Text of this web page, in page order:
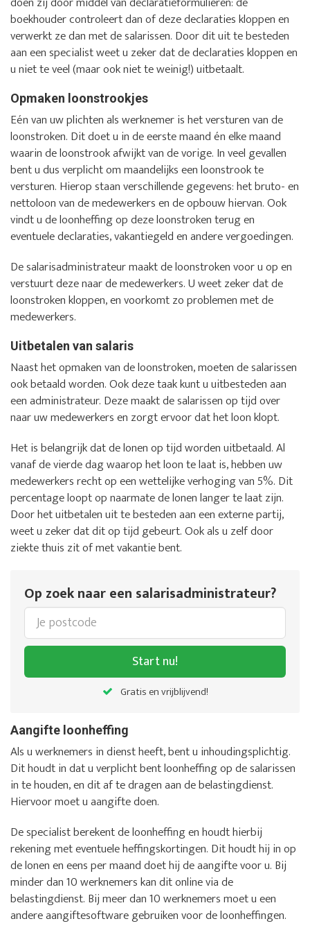
boekhouder controleert dan of deze declaraties kloppen en
verwerkt ze dan met de salarissen. Door dit uit te besteden
aan een specialist weet u zeker dat de declaraties kloppen en
u niet te veel (maar ook niet te weinig!) uitbetaalt.
Opmaken loonstrookjes
Eén van uw plichten als werknemer is het versturen van de
loonstroken. Dit doet u in de eerste maand én elke maand
waarin de loonstrook afwijkt van de vorige. In veel gevallen
bent u dus verplicht om maandelijks een loonstrook te
versturen. Hierop staan verschillende gegevens: het bruto- en
nettoloon van de medewerkers en de opbouw hiervan. Ook
vindt u de loonheffing op deze loonstroken terug en
eventuele declaraties, vakantiegeld en andere vergoedingen.
De salarisadministrateur maakt de loonstroken voor u op en
verstuurt deze naar de medewerkers. U weet zeker dat de
loonstroken kloppen, en voorkomt zo problemen met de
medewerkers.
Uitbetalen van salaris
Naast het opmaken van de loonstroken, moeten de salarissen
ook betaald worden. Ook deze taak kunt u uitbesteden aan
een administrateur. Deze maakt de salarissen op tijd over
naar uw medewerkers en zorgt ervoor dat het loon klopt.
Het is belangrijk dat de lonen op tijd worden uitbetaald. Al
vanaf de vierde dag waarop het loon te laat is, hebben uw
medewerkers recht op een wettelijke verhoging van 5%. Dit
percentage loopt op naarmate de lonen langer te laat zijn.
Door het uitbetalen uit te besteden aan een externe partij,
weet u zeker dat dit op tijd gebeurt. Ook als u zelf door
ziekte thuis zit of met vakantie bent.
Op zoek naar een salarisadministrateur?
Start nu!
Gratis en vrijblijvend!
Aangifte loonheffing
Als u werknemers in dienst heeft, bent u inhoudingsplichtig.
Dit houdt in dat u verplicht bent loonheffing op de salarissen
in te houden, en dit af te dragen aan de belastingdienst.
Hiervoor moet u aangifte doen.
De specialist berekent de loonheffing en houdt hierbij
rekening met eventuele heffingskortingen. Dit houdt hij in op
de lonen en eens per maand doet hij de aangifte voor u. Bij
minder dan 10 werknemers kan dit online via de
belastingdienst. Bij meer dan 10 werknemers moet u een
andere aangiftesoftware gebruiken voor de loonheffingen.